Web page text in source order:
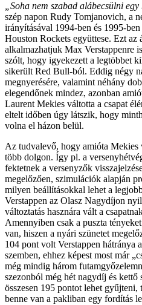
„Soha nem szabad alábecsülni
szép napon Rudy Tomjanovich, a
irányításával 1994-ben és 1995-
Houston Rockets együttese. Ezt az
alkalmazhatjuk Max Verstappenre
szólt, hogy igyekezett a legtöbbet
sikerült Red Bull-ból. Eddig négy
megnyerésére, valamint néhány
elegendőnek mindez, azonban
Laurent Mekies váltotta a csapat
eltelt időben úgy látszik, hogy
volna el házon belül.
Az tudvalevő, hogy amióta Mekies
több dolgon. Így pl. a
fektetnek a versenyzők
megelőzően, szimulációk alapján
milyen beállításokkal lehet a
Verstappen az Olasz Nagydíjon
változtatás hasznára vált a
Amennyiben csak a puszta
van, hiszen a nyári szünetet
104 pont volt Verstappen hátránya
szemben, ehhez képest most már
még mindig három
szezonból még hét nagydíj és kettő
összesen 195 pontot lehet gyűjteni,
benne van a pakliban egy fordítás